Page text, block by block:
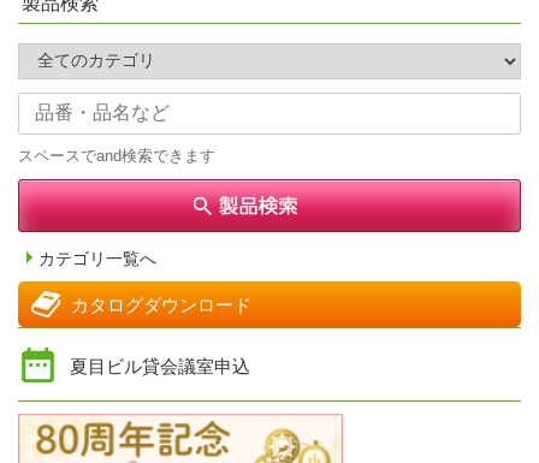
スペースでand検索できます
カテゴリ一覧へ
カタログダウンロード
夏目ビル貸会議室申込